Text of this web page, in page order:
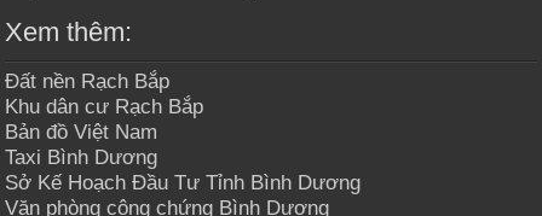
Xem thêm:
Đất nền Rạch Bắp
Khu dân cư Rạch Bắp
Bản đồ Việt Nam
Taxi Bình Dương
Sở Kế Hoạch Đầu Tư Tỉnh Bình Dương
Văn phòng công chứng Bình Dương